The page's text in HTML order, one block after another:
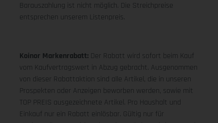
Barauszahlung ist nicht möglich. Die Streichpreise
entsprechen unserem Listenpreis.
Koinor Markenrabatt: Der Rabatt wird sofort beim Kauf
vom Kaufvertragswert in Abzug gebracht. Ausgenommen
von dieser Rabattaktion sind alle Artikel, die in unseren
Prospekten oder Anzeigen beworben werden, sowie mit
TOP PREIS ausgezeichnete Artikel. Pro Haushalt und
Einkauf nur ein Rabatt einlösbar. Gültig nur für